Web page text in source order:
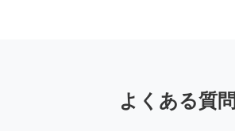
よくある質問